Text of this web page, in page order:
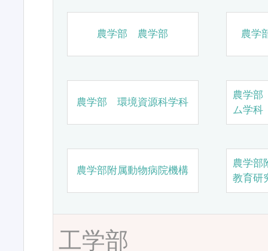
農学部 農学部 農学
農学部 環境資源科学科
農学
ム学科
農学部附属動物病院機構
農学部
教育研
工学部